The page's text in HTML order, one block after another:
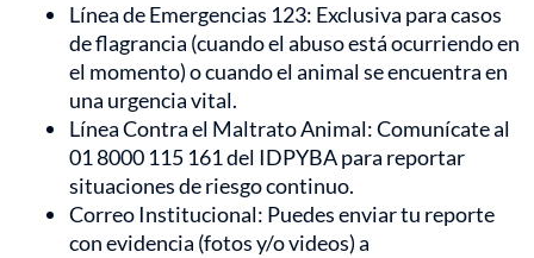
Línea de Emergencias 123: Exclusiva para casos
de flagrancia (cuando el abuso está ocurriendo en
el momento) o cuando el animal se encuentra en
una urgencia vital.
Línea Contra el Maltrato Animal: Comunícate al
01 8000 115 161 del IDPYBA para reportar
situaciones de riesgo continuo.
Correo Institucional: Puedes enviar tu reporte
con evidencia (fotos y/o videos) a